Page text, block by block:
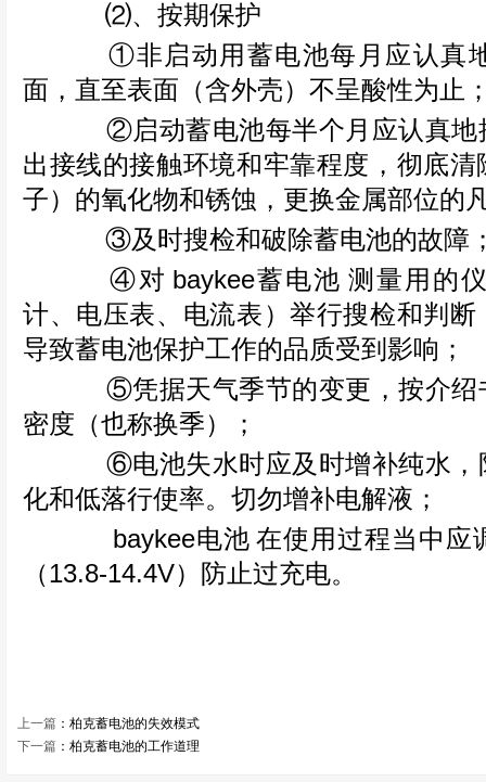
⑵、按期保护
①非启动用蓄电池每月应认真地
面，直至表面（含外壳）不呈酸性为止
②启动蓄电池每半个月应认真地
出接线的接触环境和牢靠程度，彻底
子）的氧化物和锈蚀，更换金属部位的
③及时搜检和破除蓄电池的故障
④对 baykee蓄电池 测量用的
计、电压表、电流表）举行搜检和判
导致蓄电池保护工作的品质受到影响；
⑤凭据天气季节的变更，按介绍
密度（也称换季）；
⑥电池失水时应及时增补纯水，
化和低落行使率。切勿增补电解液；
baykee电池 在使用过程当中应
（13.8-14.4V）防止过充电。
上一篇 ： 柏克蓄电池的失效模式
下一篇 ： 柏克蓄电池的工作道理